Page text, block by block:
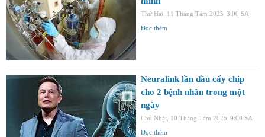
Thứ Hai, 11 Tháng Tám 2025 3:00 SA
Đọc thêm
Neuralink lần đầu cấy chip
cho 2 bệnh nhân trong một
ngày
Chủ Nhật, 10 Tháng Tám 2025 9:00 SA
Đọc thêm